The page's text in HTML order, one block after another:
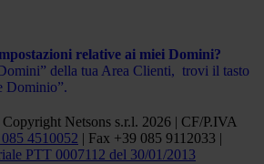
relative ai miei Domini?
della tua Area Clienti, trovi il tasto
Dominio”.
Copyright Netsons s.r.l. 2026 | CF/P.IVA
4510052 | Fax +39 085 9112033 |
PTT 0007112 del 30/01/2013